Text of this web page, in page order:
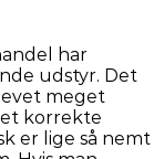
har
udstyr. Det
meget
korrekte
er lige så nemt